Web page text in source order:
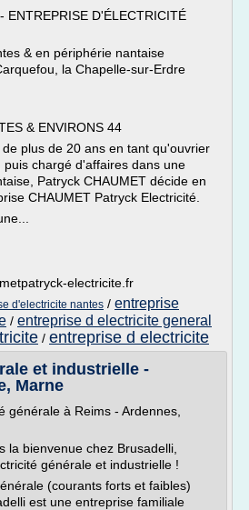
ENTREPRISE D'ÉLECTRICITÉ
& en périphérie nantaise
la Chapelle-sur-Erdre
& ENVIRONS 44
plus de 20 ans en tant qu'ouvrier
chargé d'affaires dans une
Patryck CHAUMET décide en
CHAUMET Patryck Electricité.
electricite.fr
d'electricite nantes / entreprise
/ entreprise d electricite general
/ entreprise d electricite
et industrielle -
Marne
générale à Reims - Ardennes,
la bienvenue chez Brusadelli,
générale et industrielle !
(courants forts et faibles)
est une entreprise familiale